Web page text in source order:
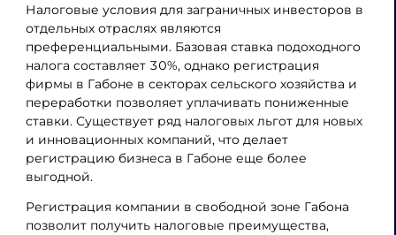
Налоговые условия для заграничных инвесторов в
отдельных отраслях являются
преференциальными. Базовая ставка подоходного
налога составляет 30%, однако регистрация
фирмы в Габоне в секторах сельского хозяйства и
переработки позволяет уплачивать пониженные
ставки. Существует ряд налоговых льгот для новых
и инновационных компаний, что делает
регистрацию бизнеса в Габоне еще более
выгодной.
Регистрация компании в свободной зоне Габона
позволит получить налоговые преимущества,